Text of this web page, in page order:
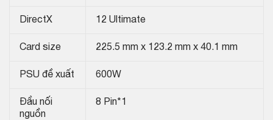
DirectX 12 Ultimate
Card size 225.5 mm x 123.2 mm x 40.1 mm
PSU đề xuất 600W
Đầu nối
nguồn
8 Pin*1